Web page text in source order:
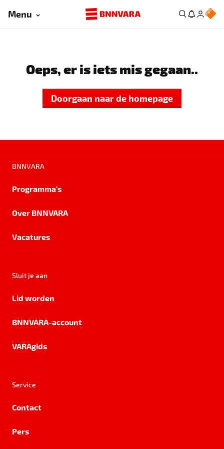
Menu
Oeps, er is iets mis gegaan..
Doorgaan naar de homepage
BNNVARA
Programma's
Over BNNVARA
Vacatures
Sluit je aan
Lid worden
BNNVARA-account
VARAgids
Service
Contact
Pers